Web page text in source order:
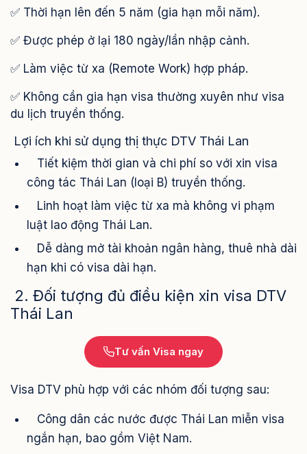
✅ Thời hạn lên đến 5 năm (gia hạn mỗi năm).
✅ Được phép ở lại 180 ngày/lần nhập cảnh.
✅ Làm việc từ xa (Remote Work) hợp pháp.
✅ Không cần gia hạn visa thường xuyên như visa
du lịch truyền thống.
Lợi ích khi sử dụng thị thực DTV Thái Lan
Tiết kiệm thời gian và chi phí so với xin visa
công tác Thái Lan (loại B) truyền thống.
Linh hoạt làm việc từ xa mà không vi phạm
luật lao động Thái Lan.
Dễ dàng mở tài khoản ngân hàng, thuê nhà dài
hạn khi có visa dài hạn.
2. Đối tượng đủ điều kiện xin visa DTV
Thái Lan
Tư vấn Visa ngay
Visa DTV phù hợp với các nhóm đối tượng sau:
Công dân các nước được Thái Lan miễn visa
ngắn hạn, bao gồm Việt Nam.